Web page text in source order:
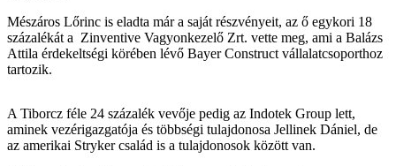
Mészáros Lőrinc is eladta már a saját részvényeit, az ő egykori 18
százalékát a Zinventive Vagyonkezelő Zrt. vette meg, ami a Balázs
Attila érdekeltségi körében lévő Bayer Construct vállalatcsoporthoz
tartozik.
A Tiborcz féle 24 százalék vevője pedig az Indotek Group lett,
aminek vezérigazgatója és többségi tulajdonosa Jellinek Dániel, de
az amerikai Stryker család is a tulajdonosok között van.